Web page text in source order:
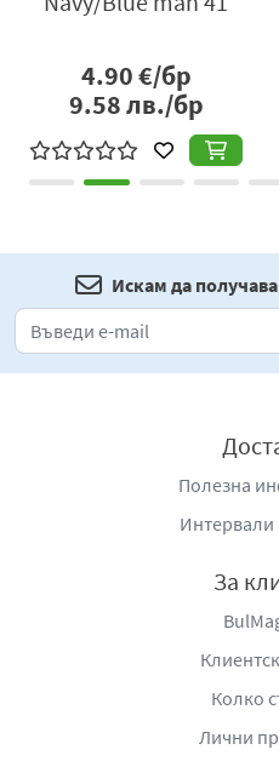
4.90€/бр
9.58лв./бр
Искам да
Полезна
Интервали
За
Колко
Лични